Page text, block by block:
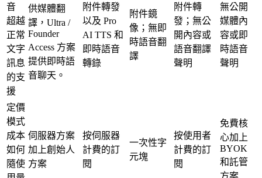
音
超越
正常
文字
訊息
的支
援
供媒體翻
譯，Ultra /
Founder
Access 方案
提供即時語
音聊天。
附件轉發
以及 Pro
AI TTS 和
即時語音
轉錄
附件鏡
像；無即
時語音翻
譯
附件轉
發；無公
開內容或
語音翻譯
聲明
無公開
媒體內
容或即
時語音
聲明
定價
模式
成本
如何
隨使
伺服器方案
加上創始人
方案
按伺服器
計費的訂
閱
一次性字
元塊
按使用者
計費的訂
閱
免費核
心加上
BYOK
和託管
方案